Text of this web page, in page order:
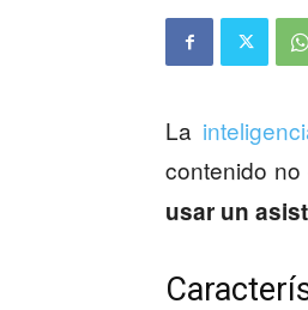
La
contenido
usar un